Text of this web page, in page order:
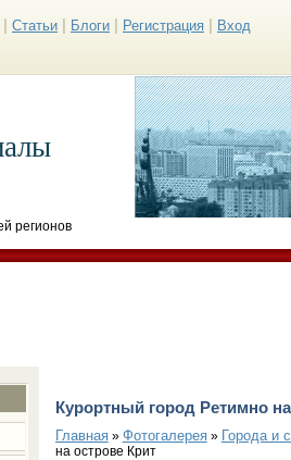
Статьи Блоги Регистрация Вход
регионов
Курортный город Ретимно
Главная» Фотогалерея» Города и
на острове Крит